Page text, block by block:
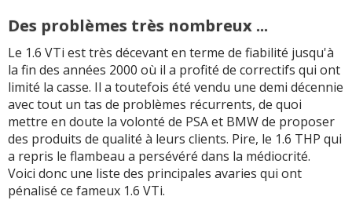
Des problèmes très nombreux ...
Le 1.6 VTi est très décevant en terme de fiabilité jusqu'à
la fin des années 2000 où il a profité de correctifs qui ont
limité la casse. Il a toutefois été vendu une demi décennie
avec tout un tas de problèmes récurrents, de quoi
mettre en doute la volonté de PSA et BMW de proposer
des produits de qualité à leurs clients. Pire, le 1.6 THP qui
a repris le flambeau a persévéré dans la médiocrité.
Voici donc une liste des principales avaries qui ont
pénalisé ce fameux 1.6 VTi.